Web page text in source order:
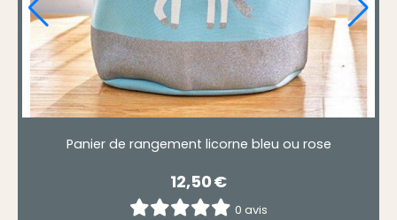
Panier de rangement licorne bleu ou rose
12,50€
0 avis